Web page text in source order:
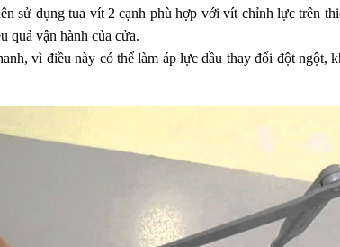
sử dụng tua vít 2 cạnh phù hợp với vít chỉnh lực trên
quả vận hành của cửa.
vì điều này có thể làm áp lực dầu thay đổi đột ngột,